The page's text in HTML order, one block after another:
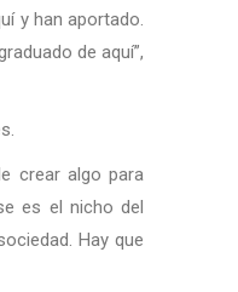
y han aportado.
de aquí”,
crear algo para
es el nicho del
Hay que